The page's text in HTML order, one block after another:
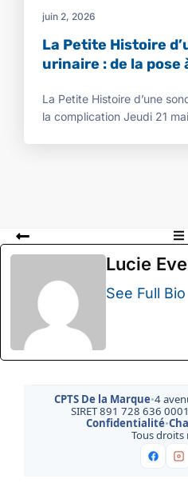
juin 2, 2026
La Petite Histoire
urinaire : de la pose
La Petite Histoire d’une
la complication Jeudi 21
Lucie
See Full Bio
CPTS De la Marque•4
SIRET 891 728 636
Confidentialité•
Tous droits